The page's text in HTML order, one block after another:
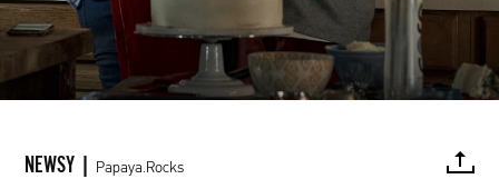
NEWSY | Papaya.Rocks